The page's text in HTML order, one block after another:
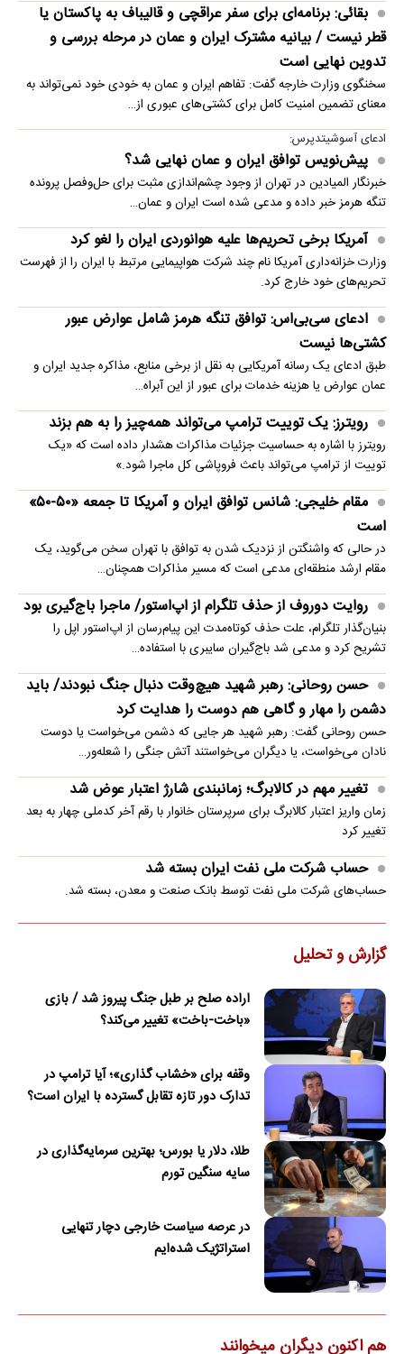
بقائی: برنامه‌ای برای سفر عراقچی و قالیباف به پاکستان یا
قطر نیست / بیانیه مشترک ایران و عمان در مرحله بررسی و
تدوین نهایی است
سخنگوی وزارت خارجه گفت: تفاهم ایران و عمان به خودی خود نمی‌تواند به
معنای تضمین امنیت کامل برای کشتی‌های عبوری از…
ادعای آسوشیتدپرس:
پیش‌نویس توافق ایران و عمان نهایی شد؟
خبرنگار المیادین در تهران از وجود چشم‌اندازی مثبت برای حل‌وفصل پرونده
تنگه هرمز خبر داده و مدعی شده است ایران و عمان…
آمریکا برخی تحریم‌ها علیه هوانوردی ایران را لغو کرد
وزارت خزانه‌داری آمریکا نام چند شرکت هواپیمایی مرتبط با ایران را از فهرست
تحریم‌های خود خارج کرد.
ادعای سی‌بی‌اس: توافق تنگه هرمز شامل عوارض عبور
کشتی‌ها نیست
طبق ادعای یک رسانه آمریکایی به نقل از برخی منابع، مذاکره جدید ایران و
عمان عوارض یا هزینه خدمات برای عبور از این آبراه…
رویترز: یک توییت ترامپ می‌تواند همه‌چیز را به هم بزند
رویترز با اشاره به حساسیت جزئیات مذاکرات هشدار داده است که «یک
توییت از ترامپ می‌تواند باعث فروپاشی کل ماجرا شود.»
مقام خلیجی: شانس توافق ایران و آمریکا تا جمعه «۵۰-۵۰»
است
در حالی که واشنگتن از نزدیک شدن به توافق با تهران سخن می‌گوید، یک
مقام ارشد منطقه‌ای مدعی است که مسیر مذاکرات همچنان…
روایت دوروف از حذف تلگرام از اپ‌استور/ ماجرا باج‌گیری بود
بنیان‌گذار تلگرام، علت حذف کوتاه‌مدت این پیام‌رسان از اپ‌استور اپل را
تشریح کرد و مدعی شد باج‌گیران سایبری با استفاده…
حسن روحانی: رهبر شهید هیچ‌وقت دنبال جنگ نبودند/ باید
دشمن را مهار و گاهی هم دوست را هدایت کرد
حسن روحانی گفت: رهبر شهید هر جایی که دشمن می‌خواست یا دوست
نادان می‌خواست، یا دیگران می‌خواستند آتش جنگی را شعله‌ور…
تغییر مهم در کالابرگ؛ زمانبندی‌ شارژ اعتبار عوض شد
زمان واریز اعتبار کالابرگ برای سرپرستان خانوار با رقم آخر کدملی چهار به بعد
تغییر کرد
حساب‌ شرکت ملی نفت ایران بسته شد
حساب‌های شرکت ملی نفت توسط بانک صنعت و معدن، بسته شد.
گزارش و تحلیل
اراده صلح بر طبل جنگ پیروز شد / بازی
«باخت-باخت» تغییر می‌کند؟
وقفه برای «خشاب گذاری»؛ آیا ترامپ در
تدارک دور تازه تقابل گسترده با ایران است؟
طلا، دلار یا بورس؛ بهترین سرمایه‌گذاری در
سایه سنگین تورم
در عرصه سیاست خارجی دچار تنهایی
استراتژیک شده‌ایم
هم اکنون دیگران میخوانند